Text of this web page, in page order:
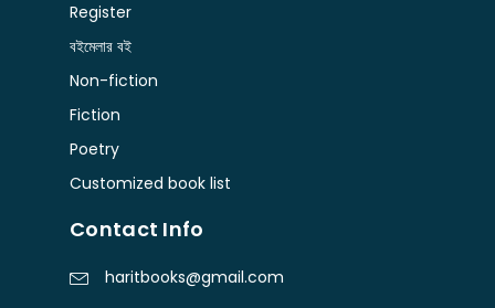
Register
বইমেলার বই
Non-fiction
Fiction
Poetry
Customized book list
Contact Info
haritbooks@gmail.com